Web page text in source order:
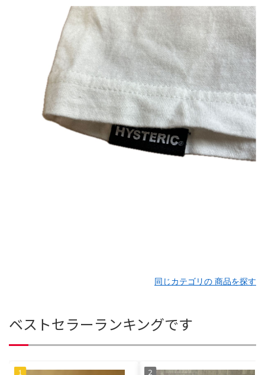
同じカテゴリの 商品を探す
ベストセラーランキングです